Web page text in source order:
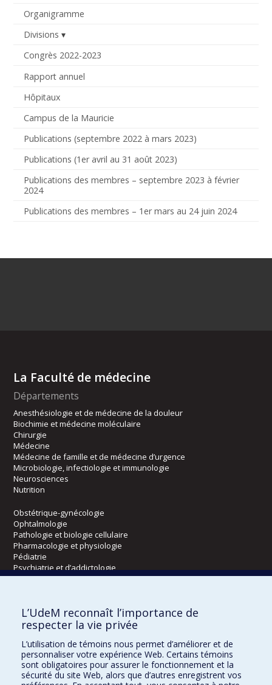
Organigramme
Divisions
Congrès 2022-2023
Rapport annuel
Hôpitaux
Campus de la Mauricie
Publications (septembre 2022 à mars 2023)
Publications (1er avril au 31 août 2023)
Publications des membres – septembre 2023 à février
2024
Publications des membres – 1er mars au 24 juin 2024
La Faculté de médecine
Départements
Anesthésiologie et de médecine de la douleur
Biochimie et médecine moléculaire
Chirurgie
Médecine
Médecine de famille et de médecine d’urgence
Microbiologie, infectiologie et immunologie
Neurosciences
Nutrition
Obstétrique-gynécologie
Ophtalmologie
Pathologie et biologie cellulaire
Pharmacologie et physiologie
Pédiatrie
Psychiatrie et d’addictologie
Radiologie, radio-oncologie et médecine nucléaire
Écoles
Orthophonie et audiologie
Réadaptation
L’UdeM reconnaît l’importance de
respecter la vie privée
L’utilisation de témoins nous permet d’améliorer et de
personnaliser votre expérience Web. Certains témoins
sont obligatoires pour assurer le fonctionnement et la
sécurité du site Web, alors que d’autres enregistrent vos